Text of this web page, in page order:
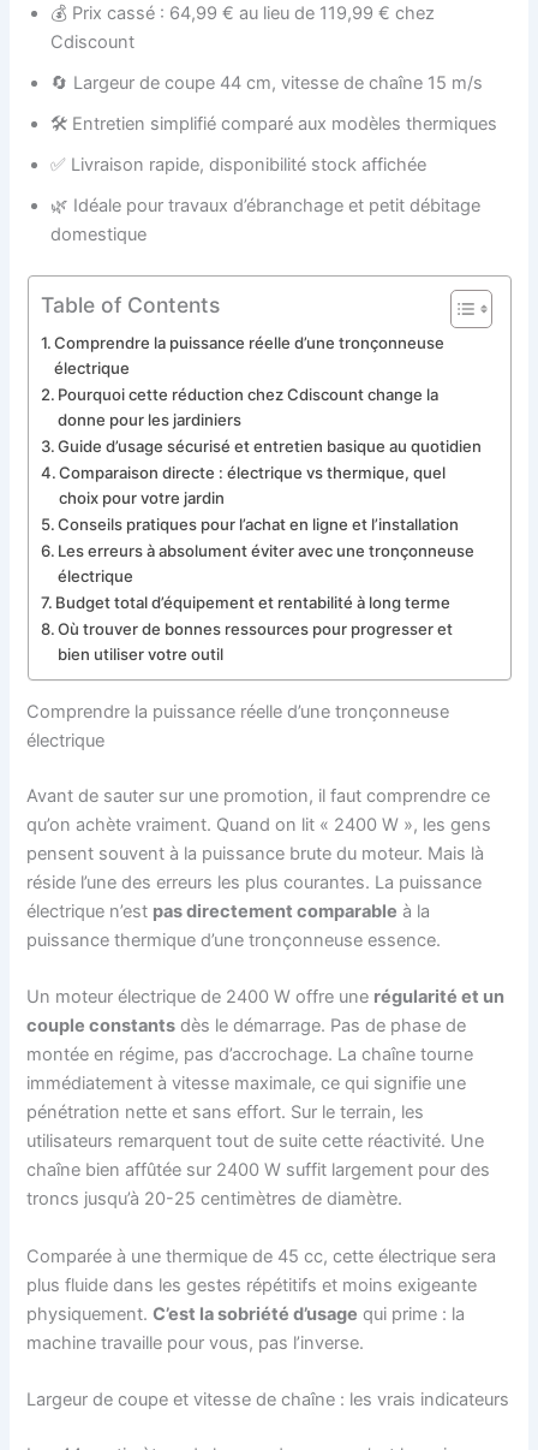
💰 Prix cassé : 64,99 € au lieu de 119,99 € chez
Cdiscount
🔄 Largeur de coupe 44 cm, vitesse de chaîne 15 m/s
🛠️ Entretien simplifié comparé aux modèles thermiques
✅ Livraison rapide, disponibilité stock affichée
🌿 Idéale pour travaux d’ébranchage et petit débitage
domestique
Table of Contents
Comprendre la puissance réelle d’une tronçonneuse
électrique
Pourquoi cette réduction chez Cdiscount change la
donne pour les jardiniers
Guide d’usage sécurisé et entretien basique au quotidien
Comparaison directe : électrique vs thermique, quel
choix pour votre jardin
Conseils pratiques pour l’achat en ligne et l’installation
Les erreurs à absolument éviter avec une tronçonneuse
électrique
Budget total d’équipement et rentabilité à long terme
Où trouver de bonnes ressources pour progresser et
bien utiliser votre outil
Comprendre la puissance réelle d’une tronçonneuse
électrique
Avant de sauter sur une promotion, il faut comprendre ce
qu’on achète vraiment. Quand on lit « 2400 W », les gens
pensent souvent à la puissance brute du moteur. Mais là
réside l’une des erreurs les plus courantes. La puissance
électrique n’est pas directement comparable à la
puissance thermique d’une tronçonneuse essence.
Un moteur électrique de 2400 W offre une régularité et un
couple constants dès le démarrage. Pas de phase de
montée en régime, pas d’accrochage. La chaîne tourne
immédiatement à vitesse maximale, ce qui signifie une
pénétration nette et sans effort. Sur le terrain, les
utilisateurs remarquent tout de suite cette réactivité. Une
chaîne bien affûtée sur 2400 W suffit largement pour des
troncs jusqu’à 20-25 centimètres de diamètre.
Comparée à une thermique de 45 cc, cette électrique sera
plus fluide dans les gestes répétitifs et moins exigeante
physiquement.C’est la sobriété d’usage qui prime : la
machine travaille pour vous, pas l’inverse.
Largeur de coupe et vitesse de chaîne : les vrais indicateurs